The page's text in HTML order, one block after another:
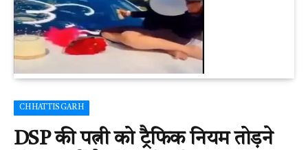
CHHATTISGARH
DSP की पत्नी को ट्रैफिक नियम तोड़ने